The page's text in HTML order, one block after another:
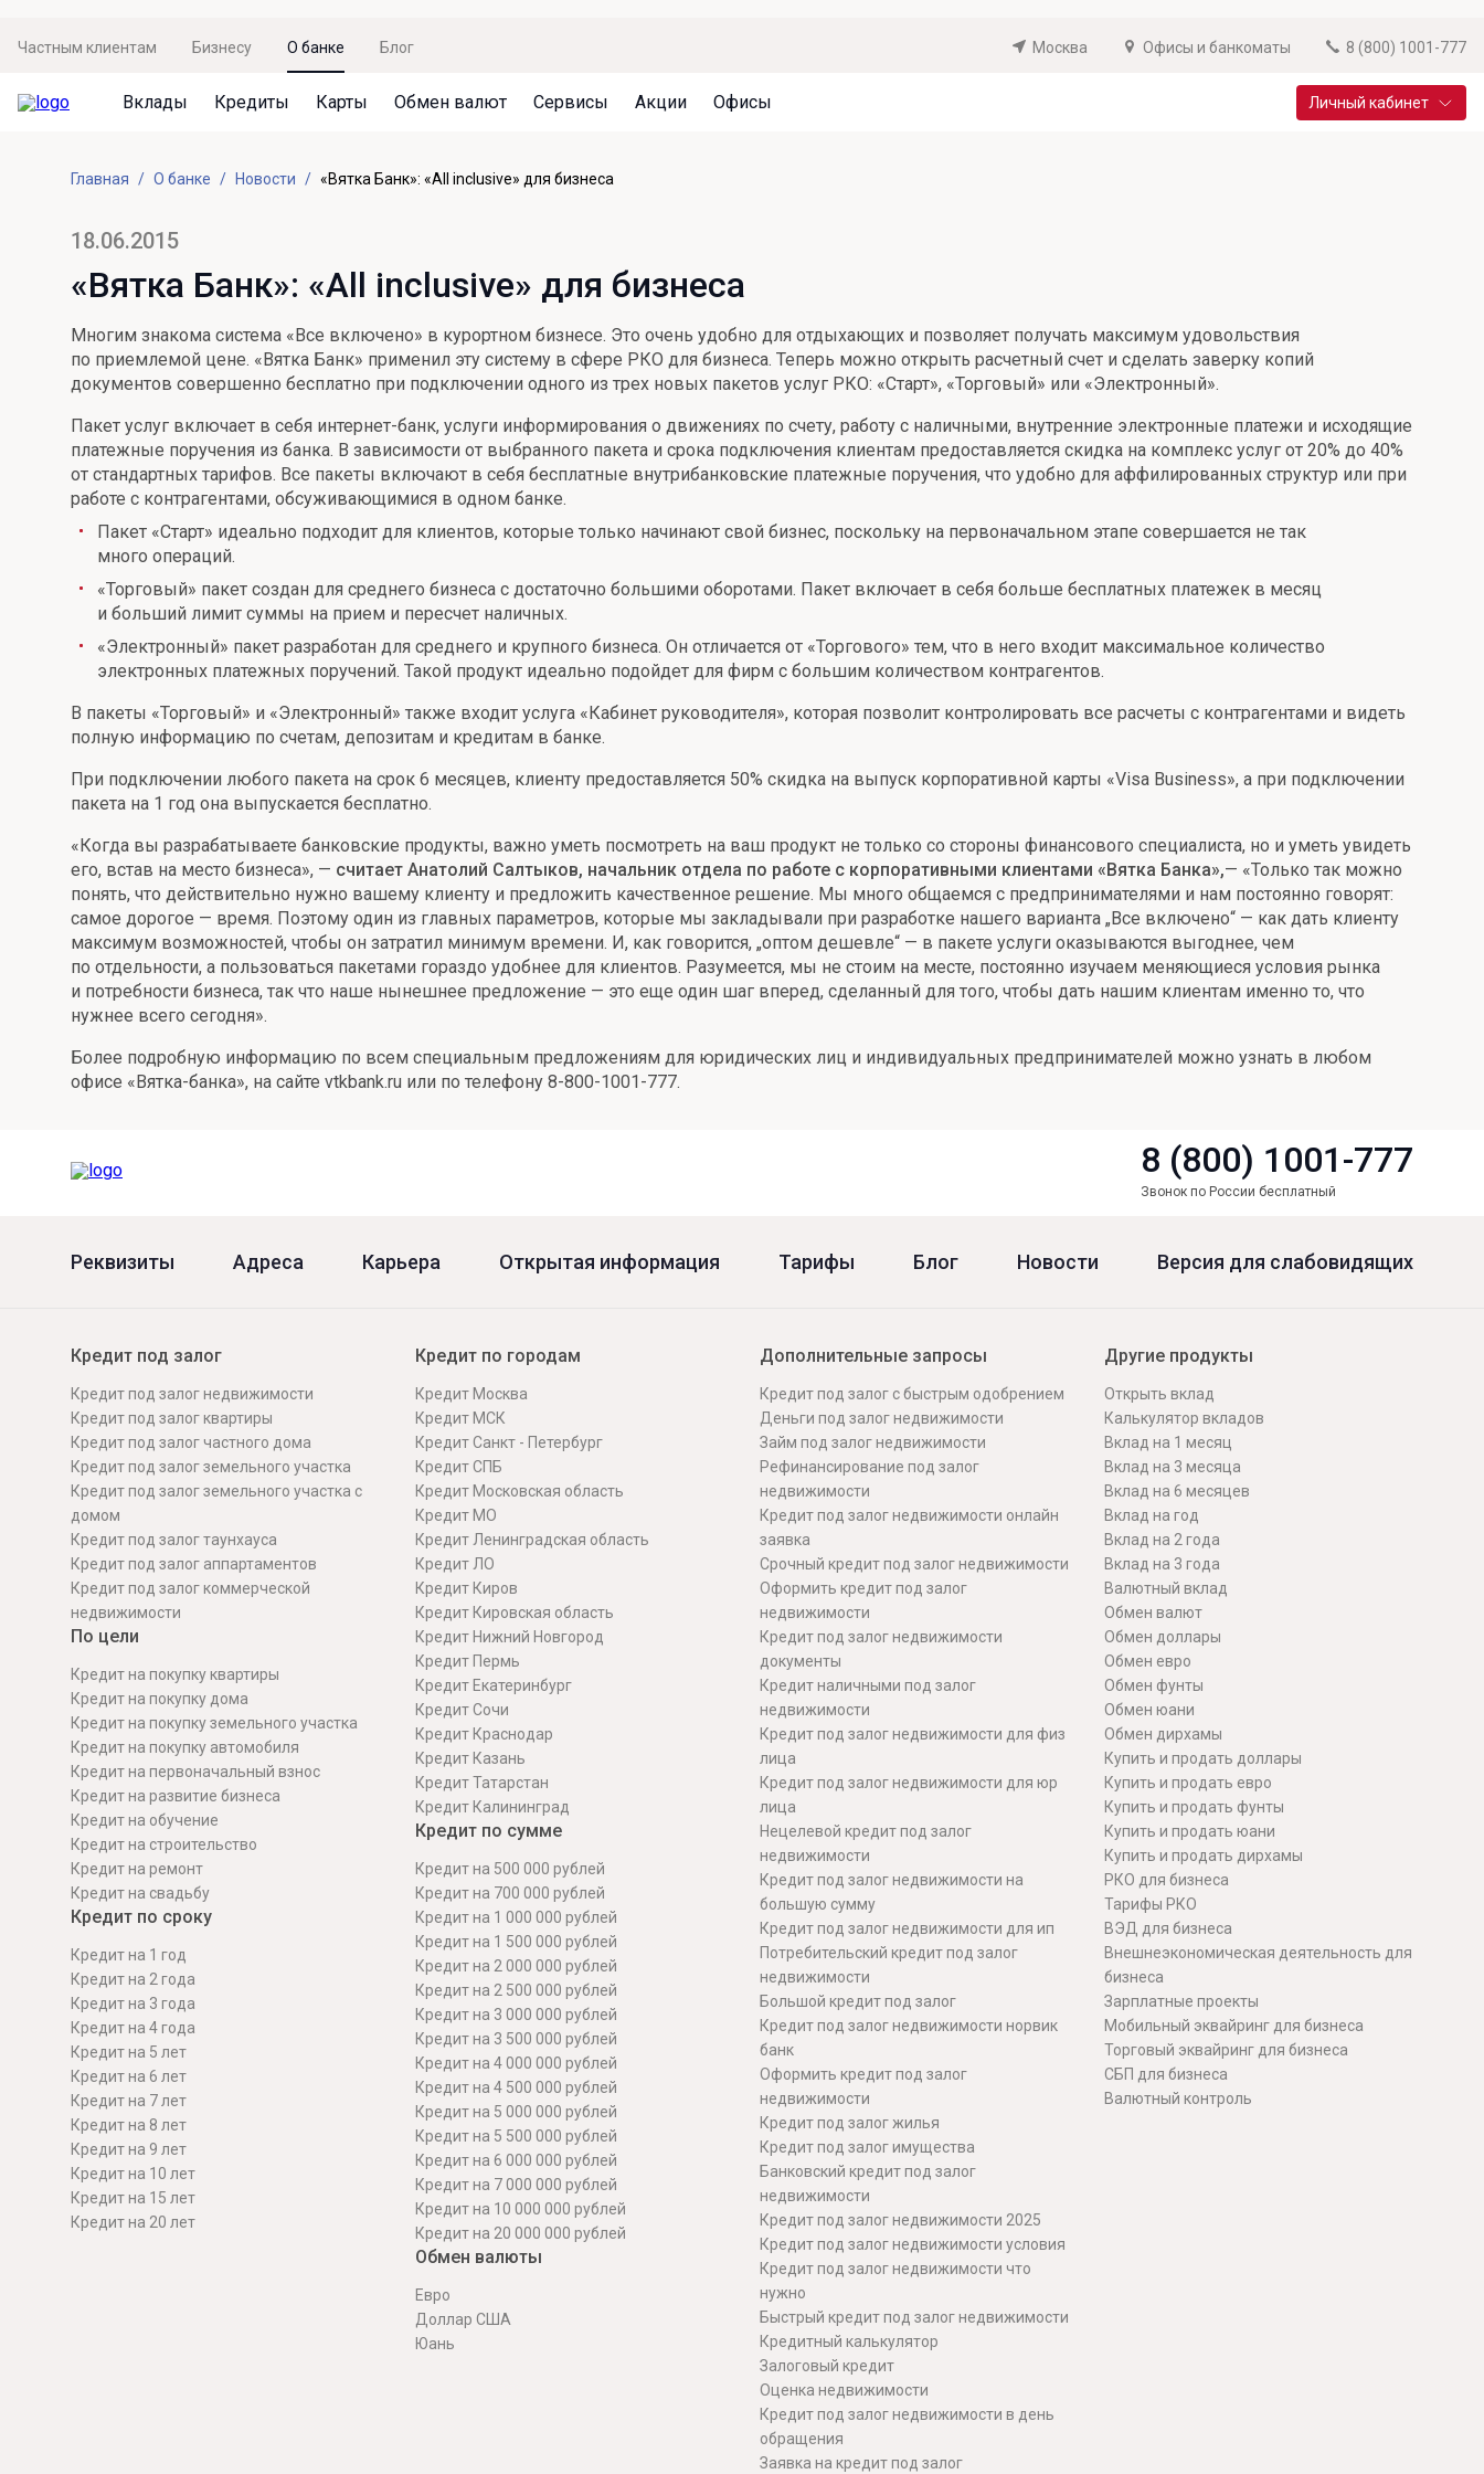
Частным клиентам Бизнесу О банке Блог Москва Офисы и банкоматы 8 (800) 1001-777
Вклады
Не упусти момент
Просто вклад
Накопительный
Отличная стратегия+
Фиксируй доход
Новый старт
Валютный плюс
Онлайн
Система страхования вкладов
Архив вкладов
Кредиты
Кредит под залог недвижимости
Рефинансирование
Кредит на автомобиль
Потребительский кредит
Привилегии для клиентов
Реструктуризация
Оценка недвижимости
Подбор новой недвижимости
Карты
Дебетовая карта с пакетом услуг
Премиальная карта Mir Supreme
Пенсионная карта
Все карты
Документы
Кешбэк
Обмен валют
Курсы валют
Бронирование валюты
Курсы валют ЦБ
Сервисы
Оплата кредита
Оценка недвижимости
Подбор новой недвижимости
СБПей
Mir Pay
Госуслуги
Регистрация в ЕБС
Удаленная идентификация
Мобильное приложение
Подтверждение согласия через Госуслуги
Все сервисы
Акции
Акция «Приведи друга»
Акция «Ставка на бизнес»
Офисы Личный кабинет
Главная О банке Новости «Вятка Банк»: «All inclusive» для бизнеса
18.06.2015
«Вятка Банк»: «All inclusive» для бизнеса
Многим знакома система «Все включено» в курортном бизнесе. Это очень удобно для отдыхающих и позволяет получать максимум удовольствия
по приемлемой цене. «Вятка Банк» применил эту систему в сфере РКО для бизнеса. Теперь можно открыть расчетный счет и сделать заверку копий
документов совершенно бесплатно при подключении одного из трех новых пакетов услуг РКО: «Старт», «Торговый» или «Электронный».
Пакет услуг включает в себя интернет-банк, услуги информирования о движениях по счету, работу с наличными, внутренние электронные платежи и исходящие
платежные поручения из банка. В зависимости от выбранного пакета и срока подключения клиентам предоставляется скидка на комплекс услуг от 20% до 40%
от стандартных тарифов. Все пакеты включают в себя бесплатные внутрибанковские платежные поручения, что удобно для аффилированных структур или при
работе с контрагентами, обсуживающимися в одном банке.
Пакет «Старт» идеально подходит для клиентов, которые только начинают свой бизнес, поскольку на первоначальном этапе совершается не так
много операций.
«Торговый» пакет создан для среднего бизнеса с достаточно большими оборотами. Пакет включает в себя больше бесплатных платежек в месяц
и больший лимит суммы на прием и пересчет наличных.
«Электронный» пакет разработан для среднего и крупного бизнеса. Он отличается от «Торгового» тем, что в него входит максимальное количество
электронных платежных поручений. Такой продукт идеально подойдет для фирм с большим количеством контрагентов.
В пакеты «Торговый» и «Электронный» также входит услуга «Кабинет руководителя», которая позволит контролировать все расчеты с контрагентами и видеть
полную информацию по счетам, депозитам и кредитам в банке.
При подключении любого пакета на срок 6 месяцев, клиенту предоставляется 50% скидка на выпуск корпоративной карты «Visa Business», а при подключении
пакета на 1 год она выпускается бесплатно.
«Когда вы разрабатываете банковские продукты, важно уметь посмотреть на ваш продукт не только со стороны финансового специалиста, но и уметь увидеть
его, встав на место бизнеса», — считает Анатолий Салтыков, начальник отдела по работе с корпоративными клиентами «Вятка Банка»,— «Только так можно
понять, что действительно нужно вашему клиенту и предложить качественное решение. Мы много общаемся с предпринимателями и нам постоянно говорят:
самое дорогое — время. Поэтому один из главных параметров, которые мы закладывали при разработке нашего варианта „Все включено“ — как дать клиенту
максимум возможностей, чтобы он затратил минимум времени. И, как говорится, „оптом дешевле“ — в пакете услуги оказываются выгоднее, чем
по отдельности, а пользоваться пакетами гораздо удобнее для клиентов. Разумеется, мы не стоим на месте, постоянно изучаем меняющиеся условия рынка
и потребности бизнеса, так что наше нынешнее предложение — это еще один шаг вперед, сделанный для того, чтобы дать нашим клиентам именно то, что
нужнее всего сегодня».
Более подробную информацию по всем специальным предложениям для юридических лиц и индивидуальных предпринимателей можно узнать в любом
офисе «Вятка-банка», на сайте vtkbank.ru или по телефону 8-800-1001-777.
8 (800) 1001-777
Звонок по России бесплатный
Реквизиты Адреса Карьера Открытая информация Тарифы Блог Новости Версия для слабовидящих
Кредит под залог
Кредит под залог недвижимости
Кредит под залог квартиры
Кредит под залог частного дома
Кредит под залог земельного участка
Кредит под залог земельного участка с
домом
Кредит под залог таунхауса
Кредит под залог аппартаментов
Кредит под залог коммерческой
недвижимости
По цели
Кредит на покупку квартиры
Кредит на покупку дома
Кредит на покупку земельного участка
Кредит на покупку автомобиля
Кредит на первоначальный взнос
Кредит на развитие бизнеса
Кредит на обучение
Кредит на строительcтво
Кредит на ремонт
Кредит на свадьбу
Кредит по сроку
Кредит на 1 год
Кредит на 2 года
Кредит на 3 года
Кредит на 4 года
Кредит на 5 лет
Кредит на 6 лет
Кредит на 7 лет
Кредит на 8 лет
Кредит на 9 лет
Кредит на 10 лет
Кредит на 15 лет
Кредит на 20 лет
Кредит по городам
Кредит Москва
Кредит МСК
Кредит Санкт - Петербург
Кредит СПБ
Кредит Московская область
Кредит МО
Кредит Ленинградская область
Кредит ЛО
Кредит Киров
Кредит Кировская область
Кредит Нижний Новгород
Кредит Пермь
Кредит Екатеринбург
Кредит Сочи
Кредит Краснодар
Кредит Казань
Кредит Татарстан
Кредит Калининград
Кредит по сумме
Кредит на 500 000 рублей
Кредит на 700 000 рублей
Кредит на 1 000 000 рублей
Кредит на 1 500 000 рублей
Кредит на 2 000 000 рублей
Кредит на 2 500 000 рублей
Кредит на 3 000 000 рублей
Кредит на 3 500 000 рублей
Кредит на 4 000 000 рублей
Кредит на 4 500 000 рублей
Кредит на 5 000 000 рублей
Кредит на 5 500 000 рублей
Кредит на 6 000 000 рублей
Кредит на 7 000 000 рублей
Кредит на 10 000 000 рублей
Кредит на 20 000 000 рублей
Обмен валюты
Евро
Доллар США
Юань
Дополнительные запросы
Кредит под залог с быстрым одобрением
Деньги под залог недвижимости
Займ под залог недвижимости
Рефинансирование под залог
недвижимости
Кредит под залог недвижимости онлайн
заявка
Срочный кредит под залог недвижимости
Оформить кредит под залог
недвижимости
Кредит под залог недвижимости
документы
Кредит наличными под залог
недвижимости
Кредит под залог недвижимости для физ
лица
Кредит под залог недвижимости для юр
лица
Нецелевой кредит под залог
недвижимости
Кредит под залог недвижимости на
большую сумму
Кредит под залог недвижимости для ип
Потребительский кредит под залог
недвижимости
Большой кредит под залог
Кредит под залог недвижимости норвик
банк
Оформить кредит под залог
недвижимости
Кредит под залог жилья
Кредит под залог имущества
Банковский кредит под залог
недвижимости
Кредит под залог недвижимости 2025
Кредит под залог недвижимости условия
Кредит под залог недвижимости что
нужно
Быстрый кредит под залог недвижимости
Кредитный калькулятор
Залоговый кредит
Оценка недвижимости
Кредит под залог недвижимости в день
обращения
Заявка на кредит под залог
Другие продукты
Открыть вклад
Калькулятор вкладов
Вклад на 1 месяц
Вклад на 3 месяца
Вклад на 6 месяцев
Вклад на год
Вклад на 2 года
Вклад на 3 года
Валютный вклад
Обмен валют
Обмен доллары
Обмен евро
Обмен фунты
Обмен юани
Обмен дирхамы
Купить и продать доллары
Купить и продать евро
Купить и продать фунты
Купить и продать юани
Купить и продать дирхамы
РКО для бизнеса
Тарифы РКО
ВЭД для бизнеса
Внешнеэкономическая деятельность для
бизнеса
Зарплатные проекты
Мобильный эквайринг для бизнеса
Торговый эквайринг для бизнеса
СБП для бизнеса
Валютный контроль